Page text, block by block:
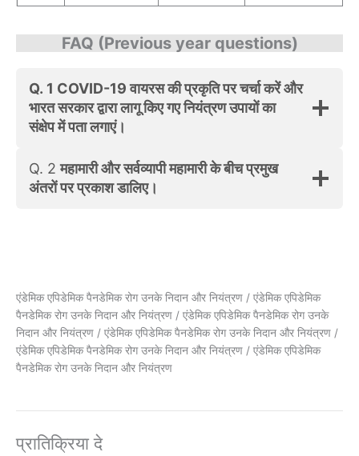
FAQ (Previous year questions)
Q. 1 COVID-19 वायरस की प्रकृति पर चर्चा करें और
भारत सरकार द्वारा लागू किए गए नियंत्रण उपायों का
संक्षेप में पता लगाएं।
Q. 2महामारी और सर्वव्यापी महामारी के बीच प्रमुख
अंतरों पर प्रकाश डालिए।
एंडेमिक एपिडेमिक पैनडेमिक रोग उनके निदान और नियंत्रण / एंडेमिक एपिडेमिक
पैनडेमिक रोग उनके निदान और नियंत्रण / एंडेमिक एपिडेमिक पैनडेमिक रोग उनके
निदान और नियंत्रण / एंडेमिक एपिडेमिक पैनडेमिक रोग उनके निदान और नियंत्रण /
एंडेमिक एपिडेमिक पैनडेमिक रोग उनके निदान और नियंत्रण / एंडेमिक एपिडेमिक
पैनडेमिक रोग उनके निदान और नियंत्रण
प्रातिक्रिया दे